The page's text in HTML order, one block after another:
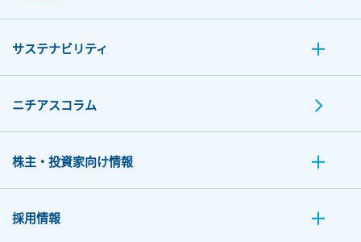
サステナビリティ
ニチアスコラム
株主・投資家向け情報
採用情報